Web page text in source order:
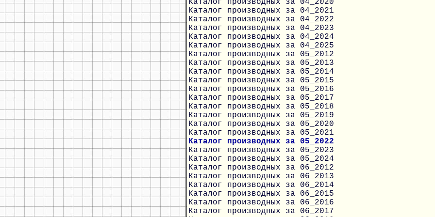
Каталог производных за 04_2020
Каталог производных за 04_2021
Каталог производных за 04_2022
Каталог производных за 04_2023
Каталог производных за 04_2024
Каталог производных за 04_2025
Каталог производных за 05_2012
Каталог производных за 05_2013
Каталог производных за 05_2014
Каталог производных за 05_2015
Каталог производных за 05_2016
Каталог производных за 05_2017
Каталог производных за 05_2018
Каталог производных за 05_2019
Каталог производных за 05_2020
Каталог производных за 05_2021
Каталог производных за 05_2022
Каталог производных за 05_2023
Каталог производных за 05_2024
Каталог производных за 06_2012
Каталог производных за 06_2013
Каталог производных за 06_2014
Каталог производных за 06_2015
Каталог производных за 06_2016
Каталог производных за 06_2017